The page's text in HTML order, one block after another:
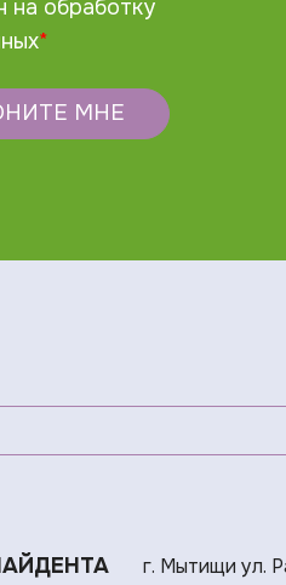
на обработку
*
МНЕ
г. Мытищи ул.